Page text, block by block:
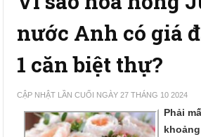
nước Anh có giá
1 căn biệt thự?
CẬP NHẬT LẦN CUỐI NGÀY 27 THÁNG 10 2024
Phải